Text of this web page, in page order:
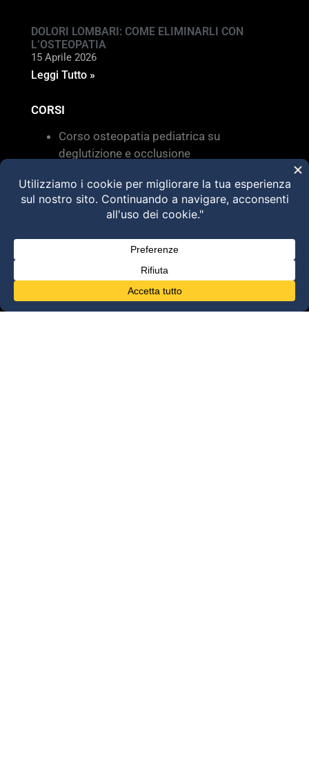
DOLORI LOMBARI: COME ELIMINARLI CON
L’OSTEOPATIA
15 Aprile 2026
Leggi Tutto »
CORSI
Corso osteopatia pediatrica su
deglutizione e occlusione
disfunzioni dei sistemi di movimento –
Torino 28 MARZO 2026
HVLA – Moduli Clinici – 2026
@2025 Dott. Alessandro Carollo – All rights